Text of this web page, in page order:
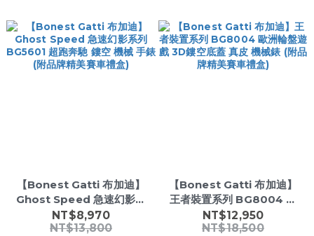
【Bonest Gatti 布加迪】
Ghost Speed 急速幻影系
列 BG5601 超跑奔馳 鏤空
機械 手錶 (附品牌精美賽車
NT$8,970
NT$13,800
【Bonest Gatti 布加迪】
王者裝置系列 BG8004 歐
洲輪盤遊戲 3D鏤空底蓋 真
皮 機械錶 (附品牌精美賽車
NT$12,950
NT$18,500